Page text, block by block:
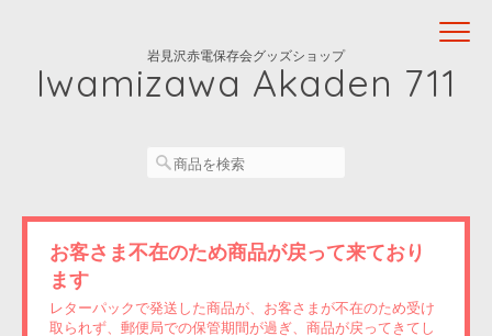
岩見沢赤電保存会グッズショップ
Iwamizawa Akaden 711
お客さま不在のため商品が戻って来ており
ます
レターパックで発送した商品が、お客さまが不在のため受け
取られず、郵便局での保管期間が過ぎ、商品が戻ってきてし